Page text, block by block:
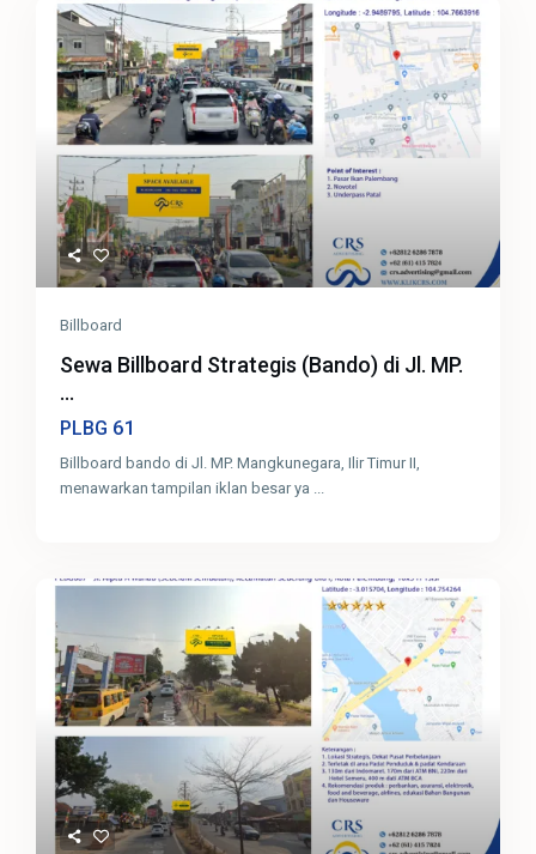
Billboard
Sewa Billboard Strategis (Bando) di Jl. MP.
...
PLBG 61
Billboard bando di Jl. MP. Mangkunegara, Ilir Timur II,
menawarkan tampilan iklan besar ya